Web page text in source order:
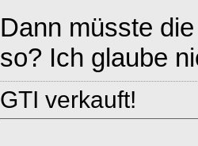
Dann müsste
so? Ich glaube
GTI verkauft!